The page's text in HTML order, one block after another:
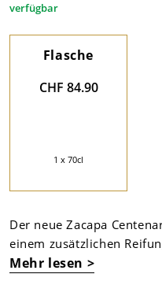
verfügbar
Flasche
CHF 84.90
1 x 70cl
Der neue Zacapa
einem zusätzlichen
Mehr lesen >